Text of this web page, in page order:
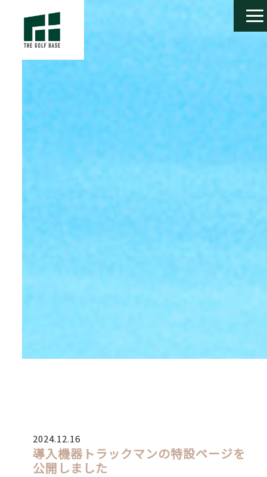
2024.12.16
導入機器トラックマンの特設ページを
公開しました